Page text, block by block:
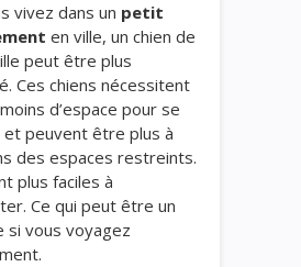
vivez dans un petit
en ville, un chien de
peut être plus
Ces chiens nécessitent
d’espace pour se
et peuvent être plus à
des espaces restreints.
plus faciles à
Ce qui peut être un
si vous voyagez